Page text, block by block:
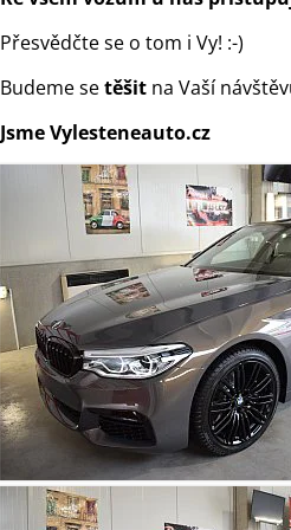
Přesvědčte se o tom i Vy! :-)
Budeme setěšit na Vaší
Jsme Vylesteneauto.cz